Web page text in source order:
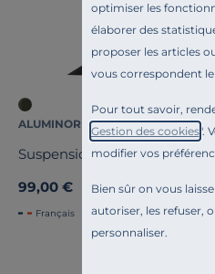
optimiser les
élaborer des
proposer les articles
vous correspondent le
Pour tout savoir,
Gestion des cookies".
modifier vos
Bien sûr on vous
autoriser, les refuser,
personnaliser.
ALUMINOR
Suspension Zinga
99,00 €
Français